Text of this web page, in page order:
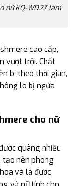
nữ KQ-WD27 làm
cao cấp,
vượt trội. Chất
bỉ theo thời gian,
lo bị ngứa
cho nữ
quàng nhiều
tạo nên phong
và lá được